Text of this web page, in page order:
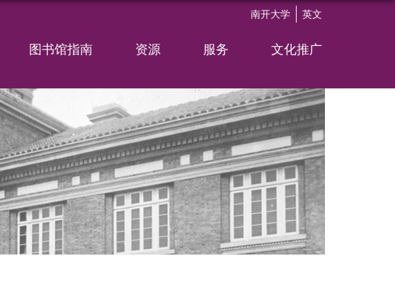
英文
南开大学
图书馆指南 资源 服务 文化推广